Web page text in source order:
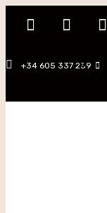
+34 605 337 239